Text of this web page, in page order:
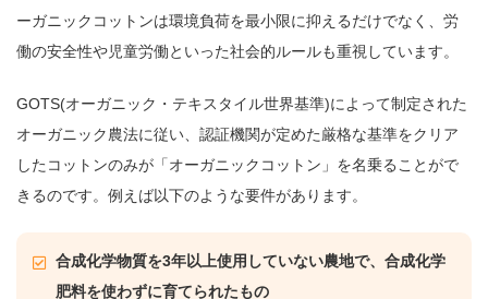
ーガニックコットンは環境負荷を最小限に抑えるだけでなく、労
働の安全性や児童労働といった社会的ルールも重視しています。
GOTS(オーガニック・テキスタイル世界基準)によって制定された
オーガニック農法に従い、認証機関が定めた厳格な基準をクリア
したコットンのみが「オーガニックコットン」を名乗ることがで
きるのです。例えば以下のような要件があります。
合成化学物質を3年以上使用していない農地で、合成化学
肥料を使わずに育てられたもの